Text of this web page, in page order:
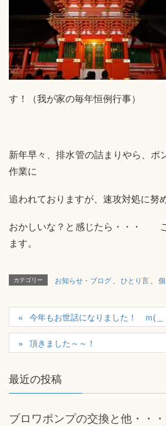
す！（我が家の毎年恒例行事）
新年早々、排水管の詰まりやら、ポ
作業に
追われておりますが、速攻対処に努
おかしいな？と感じたら・・・
ます。
カテゴリー お知らせ・ブログ 、 ひとり言 、
今年もお世話になりました！ ｍ(＿
頂きました～～！
最近の投稿
ブロワポンプの交換と他・・